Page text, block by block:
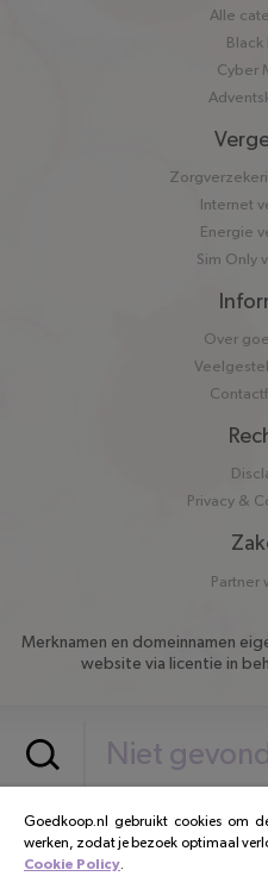
Goedkoop.nl gebruikt cookies om
werken, zodat je bezoek optimaal
Cookie Policy
Alle
Black
Cyber
Internet
Energie
Sim Only
Over
Privacy &
Partner
Merknamen en domeinnamen
website via licentie in